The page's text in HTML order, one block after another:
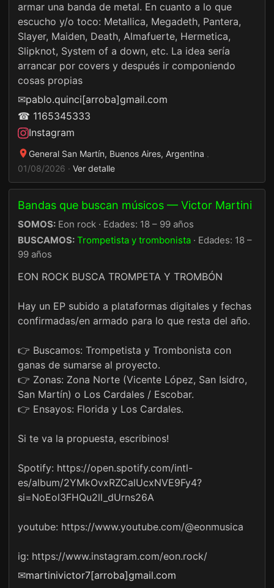
armar una banda de metal. En cuanto a lo que
escucho y/o toco: Metallica, Megadeth, Pantera,
Slayer, Maiden, Death, Almafuerte, Hermetica,
Slipknot, System of a down, etc. La idea sería
arrancar por covers y después ir componiendo
cosas propias
✉pablo.quinci[arroba]gmail.com
☎ 1165345333
Instagram
General San Martín, Buenos Aires, Argentina ·
01/08/2026 · Ver detalle
Bandas que buscan músicos — Victor Martini
SOMOS: Eon rock · Edades: 18 – 99 años
BUSCAMOS: Trompetista y trombonista · Edades: 18 –
99 años
EON ROCK BUSCA TROMPETA Y TROMBÓN
Hay un EP subido a plataformas digitales y fechas
confirmadas/en armado para lo que resta del año.
👉 Buscamos: Trompetista y Trombonista con
ganas de sumarse al proyecto.
👉 Zonas: Zona Norte (Vicente López, San Isidro,
San Martín) o Los Cardales / Escobar.
👉 Ensayos: Florida y Los Cardales.
Si te va la propuesta, escribinos!
Spotify: https://open.spotify.com/intl-
es/album/2YMkOvxRZCalUcxNVE9Fy4?
si=NoEol3FHQu2ll_dUrns26A
youtube: https://www.youtube.com/@eonmusica
ig: https://www.instagram.com/eon.rock/
✉martinivictor7[arroba]gmail.com